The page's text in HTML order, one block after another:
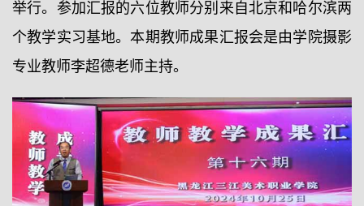
举行。参加汇报的六位教师分别来自北京和哈尔滨两
个教学实习基地。本期教师成果汇报会是由学院摄影
专业教师李超德老师主持。